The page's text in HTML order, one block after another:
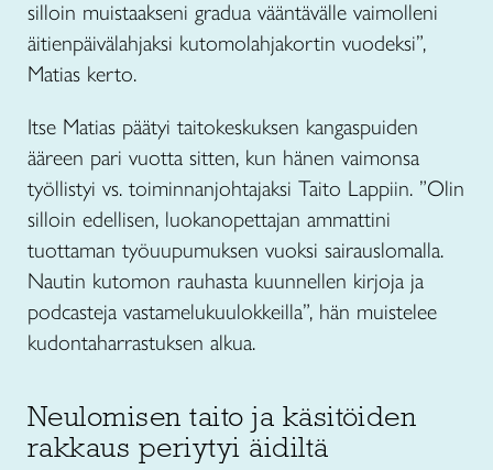
silloin muistaakseni gradua vääntävälle vaimolleni
äitienpäivälahjaksi kutomolahjakortin vuodeksi”,
Matias kerto.
Itse Matias päätyi taitokeskuksen kangaspuiden
ääreen pari vuotta sitten, kun hänen vaimonsa
työllistyi vs. toiminnanjohtajaksi Taito Lappiin. ”Olin
silloin edellisen, luokanopettajan ammattini
tuottaman työuupumuksen vuoksi sairauslomalla.
Nautin kutomon rauhasta kuunnellen kirjoja ja
podcasteja vastamelukuulokkeilla”, hän muistelee
kudontaharrastuksen alkua.
Neulomisen taito ja käsitöiden
rakkaus periytyi äidiltä